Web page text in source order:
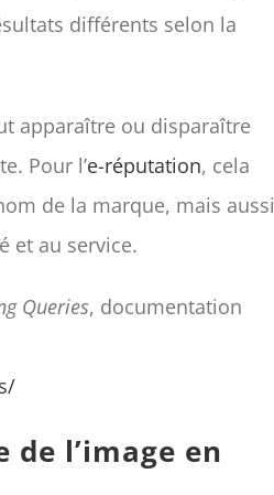
différents selon la
apparaître ou disparaître
Pour l’e-réputation, cela
de la marque, mais aussi
et au service.
Queries, documentation
l’image en